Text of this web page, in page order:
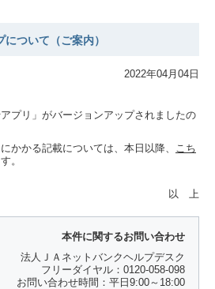
ついて（ご案内）
2022年04月04日
プリ」がバージョンアップされましたの
かる記載については、本日以降、 こち
。
以 上
本件に関するお問い合わせ
法人ＪＡネットバンクヘルプデスク
フリーダイヤル：0120-058-098
お問い合わせ時間：平日9:00～18:00